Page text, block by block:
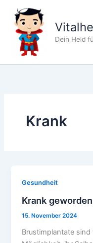
Inhalt
springen
Dein Held
Krank
Gesundheit
Krank
15. November 2024
Brustimplantate sind